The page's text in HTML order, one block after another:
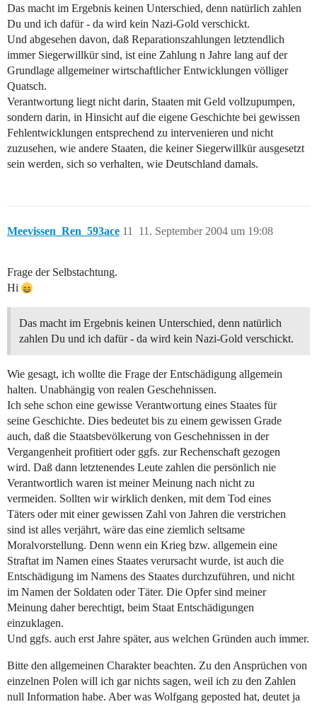
Das macht im Ergebnis keinen Unterschied, denn natürlich zahlen
Du und ich dafür - da wird kein Nazi-Gold verschickt.
Und abgesehen davon, daß Reparationszahlungen letztendlich
immer Siegerwillkür sind, ist eine Zahlung n Jahre lang auf der
Grundlage allgemeiner wirtschaftlicher Entwicklungen völliger
Quatsch.
Verantwortung liegt nicht darin, Staaten mit Geld vollzupumpen,
sondern darin, in Hinsicht auf die eigene Geschichte bei gewissen
Fehlentwicklungen entsprechend zu intervenieren und nicht
zuzusehen, wie andere Staaten, die keiner Siegerwillkür ausgesetzt
sein werden, sich so verhalten, wie Deutschland damals.
Meevissen_Ren_593ace 11. September 2004 um 19:08
11
Frage der Selbstachtung.
Hi
Das macht im Ergebnis keinen Unterschied, denn natürlich
zahlen Du und ich dafür - da wird kein Nazi-Gold verschickt.
Wie gesagt, ich wollte die Frage der Entschädigung allgemein
halten. Unabhängig von realen Geschehnissen.
Ich sehe schon eine gewisse Verantwortung eines Staates für
seine Geschichte. Dies bedeutet bis zu einem gewissen Grade
auch, daß die Staatsbevölkerung von Geschehnissen in der
Vergangenheit profitiert oder ggfs. zur Rechenschaft gezogen
wird. Daß dann letztenendes Leute zahlen die persönlich nie
Verantwortlich waren ist meiner Meinung nach nicht zu
vermeiden. Sollten wir wirklich denken, mit dem Tod eines
Täters oder mit einer gewissen Zahl von Jahren die verstrichen
sind ist alles verjährt, wäre das eine ziemlich seltsame
Moralvorstellung. Denn wenn ein Krieg bzw. allgemein eine
Straftat im Namen eines Staates verursacht wurde, ist auch die
Entschädigung im Namens des Staates durchzuführen, und nicht
im Namen der Soldaten oder Täter. Die Opfer sind meiner
Meinung daher berechtigt, beim Staat Entschädigungen
einzuklagen.
Und ggfs. auch erst Jahre später, aus welchen Gründen auch immer.
Bitte den allgemeinen Charakter beachten. Zu den Ansprüchen von
einzelnen Polen will ich gar nichts sagen, weil ich zu den Zahlen
null Information habe. Aber was Wolfgang geposted hat, deutet ja